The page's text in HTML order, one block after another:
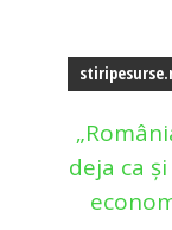
deja ca